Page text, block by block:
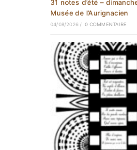
31 notes d’été –
Musée de l’Aurignacien
04/08/2026 / 0 COMMENTAIRE